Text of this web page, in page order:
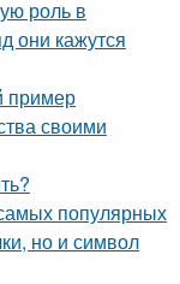
роль в
они кажутся
пример
своими
популярных
но и символ